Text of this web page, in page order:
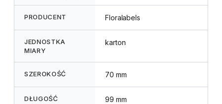
PRODUCENT Floralabels
JEDNOSTKA
MIARY
karton
SZEROKOŚĆ 70 mm
DŁUGOŚĆ 99 mm